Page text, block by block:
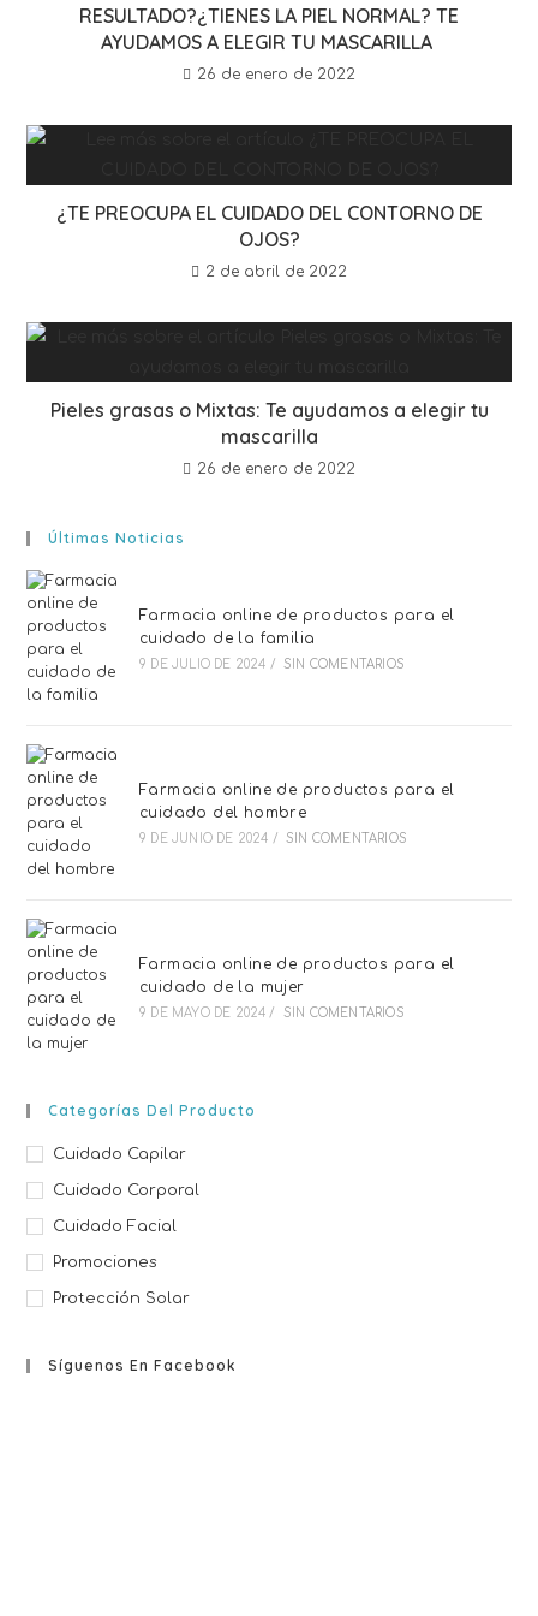
RESULTADO?¿TIENES LA PIEL NORMAL? TE
AYUDAMOS A ELEGIR TU MASCARILLA
26 de enero de 2022
¿TE PREOCUPA EL CUIDADO DEL CONTORNO DE
OJOS?
2 de abril de 2022
Pieles grasas o Mixtas: Te ayudamos a elegir tu
mascarilla
26 de enero de 2022
Últimas Noticias
Farmacia online de productos para el
cuidado de la familia
9 DE JULIO DE 2024 / SIN COMENTARIOS
Farmacia online de productos para el
cuidado del hombre
9 DE JUNIO DE 2024 / SIN COMENTARIOS
Farmacia online de productos para el
cuidado de la mujer
9 DE MAYO DE 2024 / SIN COMENTARIOS
Categorías Del Producto
Cuidado Capilar
Cuidado Corporal
Cuidado Facial
Promociones
Protección Solar
Síguenos En Facebook